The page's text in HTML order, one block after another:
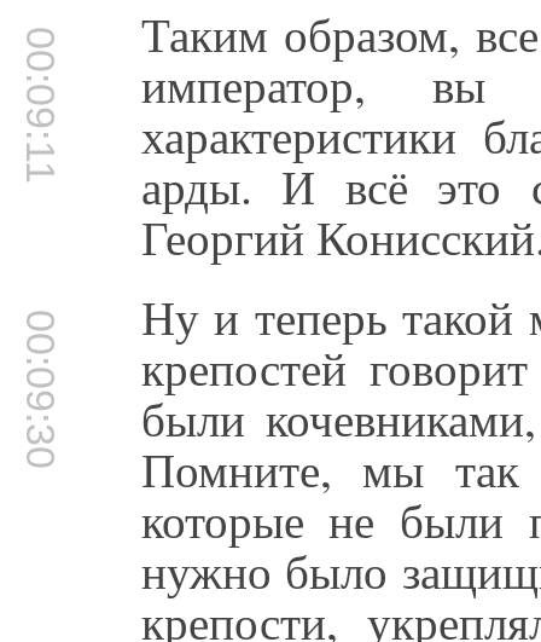
00:09:11 Таким образом,
император,
характеристики
арды. И всё это
Георгий
00:09:30 Ну и теперь такой
крепостей
были
Помните, мы так
которые не были
нужно было
крепости,